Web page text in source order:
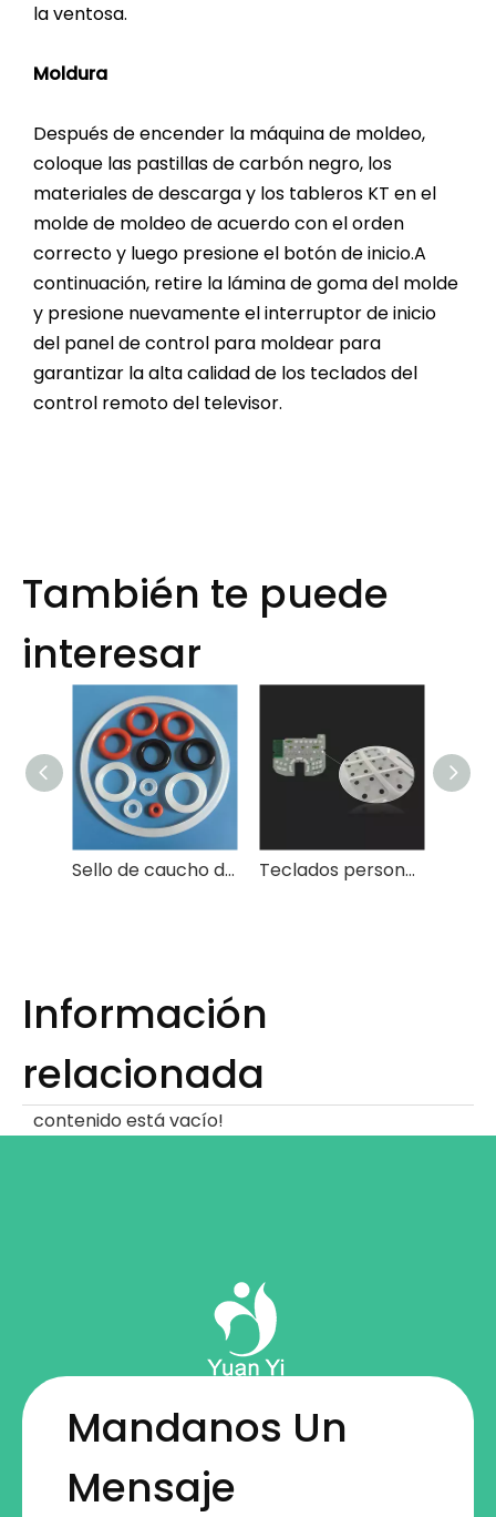
la ventosa.
Moldura
Después de encender la máquina de moldeo,
coloque las pastillas de carbón negro, los
materiales de descarga y los tableros KT en el
molde de moldeo de acuerdo con el orden
correcto y luego presione el botón de inicio.A
continuación, retire la lámina de goma del molde
y presione nuevamente el interruptor de inicio
del panel de control para moldear para
garantizar la alta calidad de los teclados del
control remoto del televisor.
También te puede
interesar
Sello de caucho de silicona de grado alimenticio personalizado para máquina de café Teclados personalizados de caucho de silicona de grado médico para máquinas de ultrasonido B
Información
relacionada
contenido está vacío!
Mandanos Un
Mensaje